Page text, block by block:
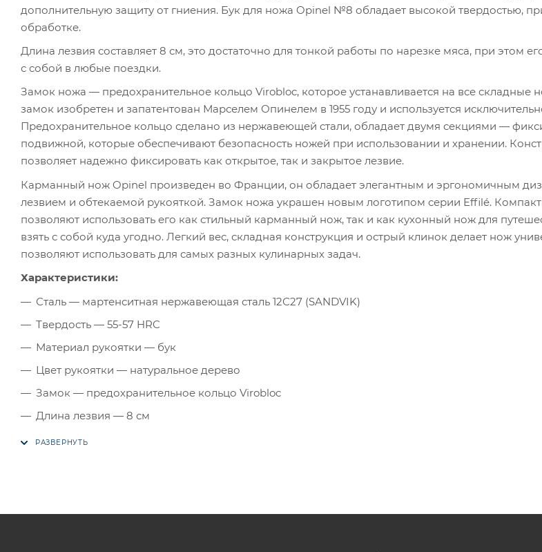
дополнительную защиту от гниения. Бук для ножа Opinel №8 обладает высокой твердостью,
обработке.
Длина лезвия составляет 8 см, это достаточно для тонкой работы по нарезке мяса, при этом
с собой в любые поездки.
Замок ножа — предохранительное кольцо Virobloc, которое устанавливается на все складные
замок изобретен и запатентован Марселем Опинелем в 1955 году и используется
Предохранительное кольцо сделано из нержавеющей стали, обладает двумя секциями —
подвижной, которые обеспечивают безопасность ножей при использовании и хранении.
позволяет надежно фиксировать как открытое, так и закрытое лезвие.
Карманный нож Opinel произведен во Франции, он обладает элегантным и эргономичным
лезвием и обтекаемой рукояткой. Замок ножа украшен новым логотипом серии Effilé.
позволяют использовать его как стильный карманный нож, так и как кухонный нож для
взять с собой куда угодно. Легкий вес, складная конструкция и острый клинок делает нож
позволяют использовать для самых разных кулинарных задач.
Характеристики:
Сталь — мартенситная нержавеющая сталь 12С27 (SANDVIK)
Твердость — 55-57 HRC
Материал рукоятки — бук
Цвет рукоятки — натуральное дерево
Замок — предохранительное кольцо Virobloc
Длина лезвия — 8 см